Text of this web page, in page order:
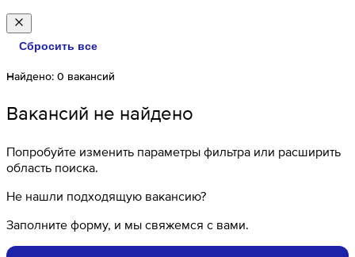
Сбросить все
Найдено: 0 вакансий
Вакансий не найдено
Попробуйте изменить параметры фильтра или расширить
область поиска.
Не нашли подходящую вакансию?
Заполните форму, и мы свяжемся с вами.